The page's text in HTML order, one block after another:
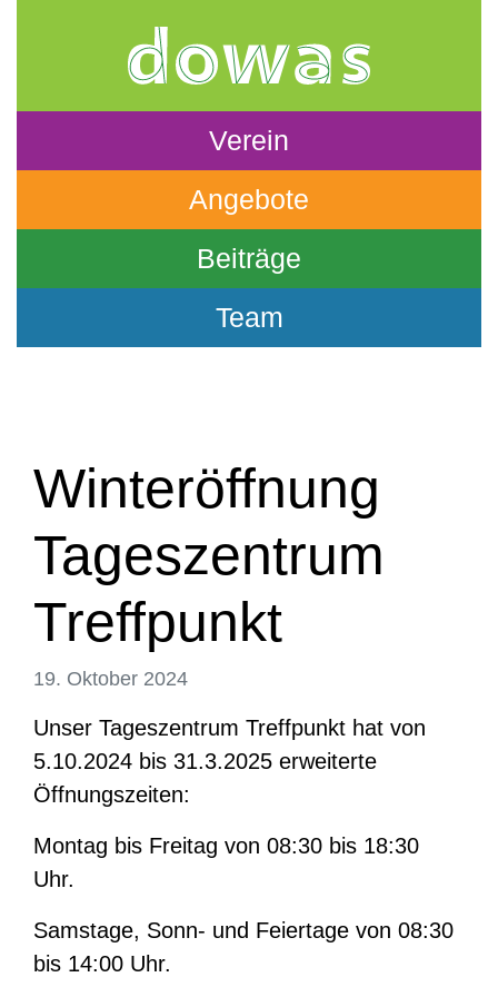
Verein
Angebote
Beiträge
Team
Winteröffnung
Tageszentrum
Treffpunkt
19. Oktober 2024
Unser Tageszentrum Treffpunkt hat von
5.10.2024 bis 31.3.2025 erweiterte
Öffnungszeiten:
Montag bis Freitag von 08:30 bis 18:30
Uhr.
Samstage, Sonn- und Feiertage von 08:30
bis 14:00 Uhr.